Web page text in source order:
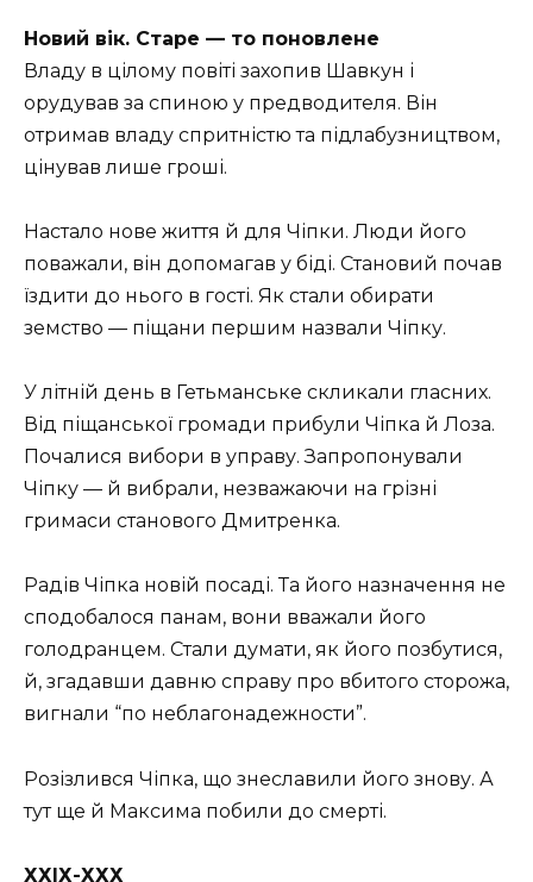
Новий вік. Старе — то поновлене
Владу в цілому повіті захопив Шавкун і
орудував за спиною у предводителя. Він
отримав владу спритністю та підлабузництвом,
цінував лише гроші.
Настало нове життя й для Чіпки. Люди його
поважали, він допомагав у біді. Становий почав
їздити до нього в гості. Як стали обирати
земство — піщани першим назвали Чіпку.
У літній день в Гетьманське скликали гласних.
Від піщанської громади прибули Чіпка й Лоза.
Почалися вибори в управу. Запропонували
Чіпку — й вибрали, незважаючи на грізні
гримаси станового Дмитренка.
Радів Чіпка новій посаді. Та його назначення не
сподобалося панам, вони вважали його
голодранцем. Стали думати, як його позбутися,
й, згадавши давню справу про вбитого сторожа,
вигнали “по неблагонадежности”.
Розізлився Чіпка, що знеславили його знову. А
тут ще й Максима побили до смерті.
ХХІХ-ХХХ